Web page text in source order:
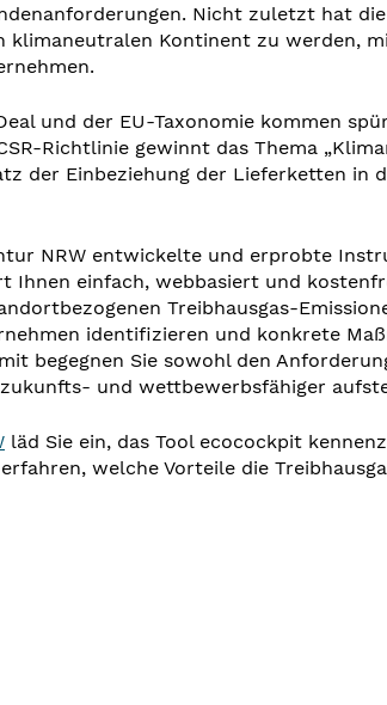
Nicht zuletzt hat
klimaneutralen Kontinent zu werden,
und der EU-Taxonomie kommen
Richtlinie gewinnt das Thema
der Einbeziehung der Lieferketten in
NRW entwickelte und erprobte
Ihnen einfach, webbasiert und
Treibhausgas-
identifizieren und konkrete
begegnen Sie sowohl den
und wettbewerbsfähiger
läd Sie ein, das Tool ecocockpit
welche Vorteile die